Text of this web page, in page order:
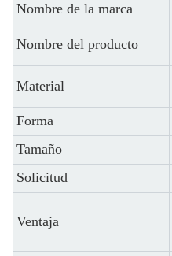
Nombre de la marca
Nombre del producto
Material
Forma
Tamaño
Solicitud
Ventaja